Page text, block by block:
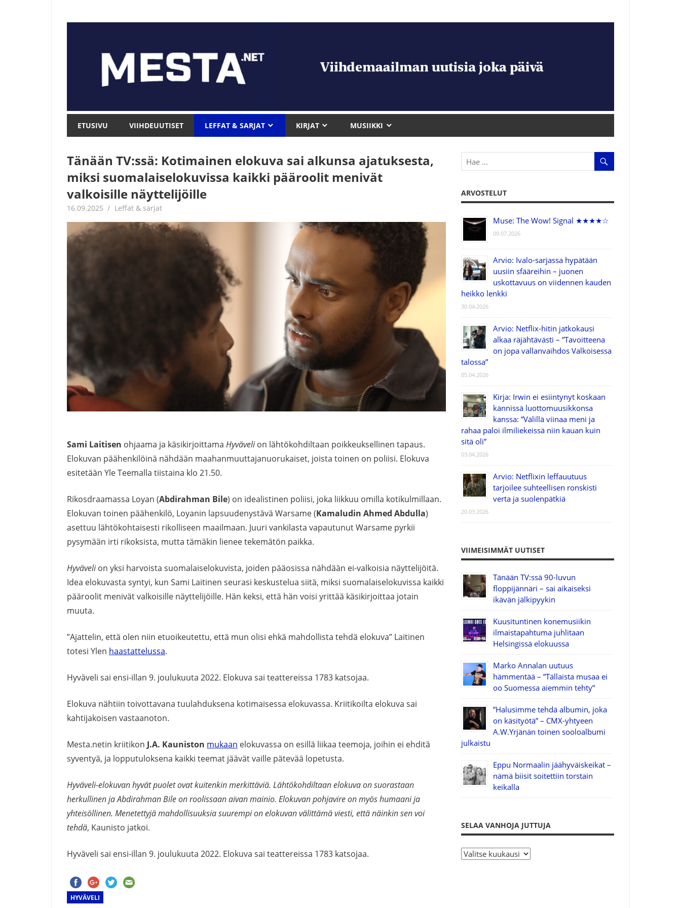
Mesta.net
ETUSIVU VIIHDEUUTISET LEFFAT & SARJAT KIRJAT MUSIIKKI
Tänään TV:ssä: Kotimainen elokuva sai alkunsa ajatuksesta,
miksi suomalaiselokuvissa kaikki pääroolit menivät
valkoisille näyttelijöille
16.09.2025 Jouni Hirn
Leffat & sarjat
Sami Laitisen ohjaama ja käsikirjoittama Hyvävelion lähtökohdiltaan poikkeuksellinen tapaus.
Elokuvan päähenkilöinä nähdään maahanmuuttajanuorukaiset, joista toinen on poliisi. Elokuva
esitetään Yle Teemalla tiistaina klo 21.50.
Rikosdraamassa Loyan (Abdirahman Bile) on idealistinen poliisi, joka liikkuu omilla kotikulmillaan.
Elokuvan toinen päähenkilö, Loyanin lapsuudenystävä Warsame (Kamaludin Ahmed Abdulla)
asettuu lähtökohtaisesti rikolliseen maailmaan. Juuri vankilasta vapautunut Warsame pyrkii
pysymään irti rikoksista, mutta tämäkin lienee tekemätön paikka.
Hyvävelion yksi harvoista suomalaiselokuvista, joiden pääosissa nähdään ei-valkoisia näyttelijöitä.
Idea elokuvasta syntyi, kun Sami Laitinen seurasi keskustelua siitä, miksi suomalaiselokuvissa kaikki
pääroolit menivät valkoisille näyttelijöille. Hän keksi, että hän voisi yrittää käsikirjoittaa jotain
muuta.
”Ajattelin, että olen niin etuoikeutettu, että mun olisi ehkä mahdollista tehdä elokuva” Laitinen
totesi Ylen haastattelussa.
Hyväveli sai ensi-illan 9. joulukuuta 2022. Elokuva sai teattereissa 1783 katsojaa.
Elokuva nähtiin toivottavana tuulahduksena kotimaisessa elokuvassa. Kriitikoilta elokuva sai
kahtijakoisen vastaanoton.
Mesta.netin kriitikon J.A. Kauniston mukaan elokuvassa on esillä liikaa teemoja, joihin ei ehditä
syventyä, ja lopputuloksena kaikki teemat jäävät vaille pätevää lopetusta.
Hyväveli-elokuvan hyvät puolet ovat kuitenkin merkittäviä. Lähtökohdiltaan elokuva on suorastaan
herkullinen ja Abdirahman Bile on roolissaan aivan mainio. Elokuvan pohjavire on myös humaani ja
yhteisöllinen. Menetettyjä mahdollisuuksia suurempi on elokuvan välittämä viesti, että näinkin sen voi
tehdä, Kaunisto jatkoi.
Hyväveli sai ensi-illan 9. joulukuuta 2022. Elokuva sai teattereissa 1783 katsojaa.
HYVÄVELI
ARVOSTELUT
Muse: The Wow! Signal ★★★★☆
09.07.2026
Arvio: Ivalo-sarjassa hypätään
uusiin sfääreihin – juonen
uskottavuus on viidennen kauden
heikko lenkki
30.04.2026
Arvio: Netflix-hitin jatkokausi
alkaa räjähtävästi – ”Tavoitteena
on jopa vallanvaihdos Valkoisessa
talossa”
05.04.2026
Kirja: Irwin ei esiintynyt koskaan
kännissä luottomuusikkonsa
kanssa: ”Välillä viinaa meni ja
rahaa paloi ilmiliekeissä niin kauan kuin
sitä oli”
03.04.2026
Arvio: Netflixin leffauutuus
tarjoilee suhteellisen ronskisti
verta ja suolenpätkiä
20.03.2026
VIIMEISIMMÄT UUTISET
Tänään TV:ssä 90-luvun
floppijännäri – sai aikaiseksi
ikävän jälkipyykin
Kuusituntinen konemusiikin
ilmaistapahtuma juhlitaan
Helsingissä elokuussa
Marko Annalan uutuus
hämmentää – ”Tällaista musaa ei
oo Suomessa aiemmin tehty”
”Halusimme tehdä albumin, joka
on käsityötä” – CMX-yhtyeen
A.W.Yrjänän toinen sooloalbumi
julkaistu
Eppu Normaalin jäähyväiskeikat –
nämä biisit soitettiin torstain
keikalla
SELAA VANHOJA JUTTUJA
S